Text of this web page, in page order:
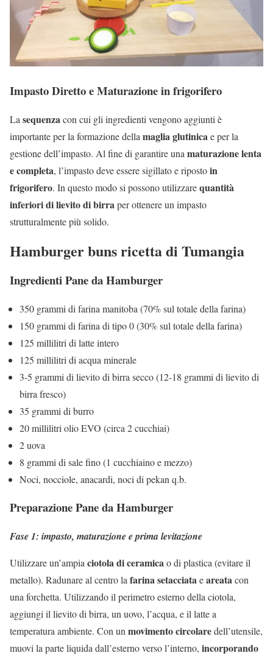
Impasto Diretto e Maturazione in frigorifero
La sequenzacon cui gli ingredienti vengono aggiunti è
importante per la formazione della maglia glutinicae per la
gestione dell’impasto. Al fine di garantire una maturazione lenta
e completa, l’impasto deve essere sigillato e ripostoin
frigorifero. In questo modo si possono utilizzarequantità
inferiori di lievito di birraper ottenere un impasto
strutturalmente più solido.
Hamburger buns ricetta di Tumangia
Ingredienti Pane da Hamburger
350 grammi di farina manitoba (70% sul totale della farina)
150 grammi di farina di tipo 0 (30% sul totale della farina)
125 millilitri di latte intero
125 millilitri di acqua minerale
3-5 grammi di lievito di birra secco (12-18 grammi di lievito di
birra fresco)
35 grammi di burro
20 millilitri olio EVO (circa 2 cucchiai)
2 uova
8 grammi di sale fino (1 cucchiaino e mezzo)
Noci, nocciole, anacardi, noci di pekan q.b.
Preparazione Pane da Hamburger
Fase 1: impasto, maturazione e prima levitazione
Utilizzare un’ampia ciotola di ceramicao di plastica (evitare il
metallo). Radunare al centro la farina setacciataeareatacon
una forchetta. Utilizzando il perimetro esterno della ciotola,
aggiungi il lievito di birra, un uovo, l’acqua, e il latte a
temperatura ambiente. Con un movimento circolaredell’utensile,
muovi la parte liquida dall’esterno verso l’interno, incorporando